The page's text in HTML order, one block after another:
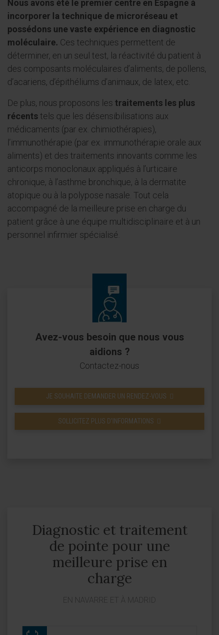
Nous avons été le premier centre en Espagne à
incorporer la technique de microréseau et
possédons une vaste expérience en diagnostic
moléculaire. Ces techniques permettent de
déterminer, en un seul test, la réactivité du patient à
des composants moléculaires d’aliments, de pollens,
d’acariens, d’épithéliums d’animaux, de latex, etc.
De plus, nous proposons les traitements les plus
récents tels que les désensibilisations aux
médicaments (par ex. chimiothérapies),
l’immunothérapie (par ex. immunothérapie orale aux
aliments) et des traitements innovants comme les
anticorps monoclonaux appliqués à l’urticaire
chronique, à l’asthme bronchique, à la dermatite
atopique ou à la polypose nasale. Tout cela
accompagné de la meilleure prise en charge du
patient grâce à une équipe multidisciplinaire et à un
personnel infirmier spécialisé.
Avez-vous besoin que nous vous
aidions ?
Contactez-nous
JE SOUHAITE DEMANDER UN RENDEZ-VOUS
SOLLICITEZ PLUS D’INFORMATIONS
Diagnostic et traitement
de pointe pour une
meilleure prise en
charge
EN NAVARRE ET À MADRID